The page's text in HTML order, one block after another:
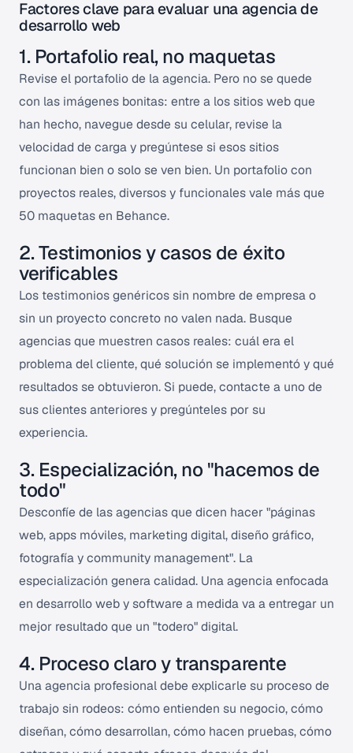
Factores clave para evaluar una agencia de
desarrollo web
1. Portafolio real, no maquetas
Revise el portafolio de la agencia. Pero no se quede
con las imágenes bonitas: entre a los sitios web que
han hecho, navegue desde su celular, revise la
velocidad de carga y pregúntese si esos sitios
funcionan bien o solo se ven bien. Un portafolio con
proyectos reales, diversos y funcionales vale más que
50 maquetas en Behance.
2. Testimonios y casos de éxito
verificables
Los testimonios genéricos sin nombre de empresa o
sin un proyecto concreto no valen nada. Busque
agencias que muestren casos reales: cuál era el
problema del cliente, qué solución se implementó y qué
resultados se obtuvieron. Si puede, contacte a uno de
sus clientes anteriores y pregúnteles por su
experiencia.
3. Especialización, no "hacemos de
todo"
Desconfíe de las agencias que dicen hacer "páginas
web, apps móviles, marketing digital, diseño gráfico,
fotografía y community management". La
especialización genera calidad. Una agencia enfocada
en desarrollo web y software a medida va a entregar un
mejor resultado que un "todero" digital.
4. Proceso claro y transparente
Una agencia profesional debe explicarle su proceso de
trabajo sin rodeos: cómo entienden su negocio, cómo
diseñan, cómo desarrollan, cómo hacen pruebas, cómo